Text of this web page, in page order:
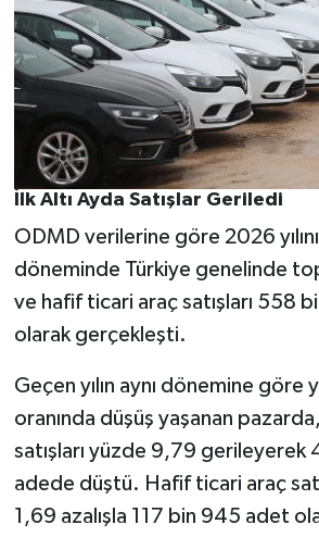
İlk Altı Ayda Satışlar Geriledi
ODMD verilerine göre 2026
döneminde Türkiye genelinde
ve hafif ticari araç satışları 558
olarak gerçekleşti.
Geçen yılın aynı dönemine göre
oranında düşüş yaşanan
satışları yüzde 9,79 gerileyerek
adede düştü. Hafif ticari araç
1,69 azalışla 117 bin 945 adet